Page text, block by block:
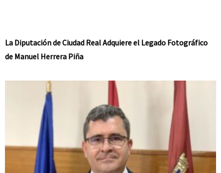
La Diputación de Ciudad Real Adquiere el Legado Fotográfico
de Manuel Herrera Piña